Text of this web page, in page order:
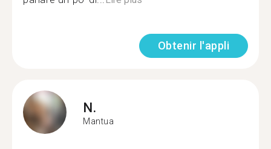
Obtenir l'appli
N.
Mantua